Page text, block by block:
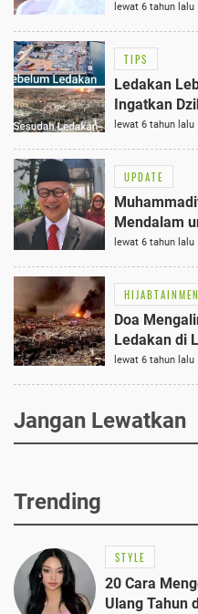
lewat 6 tahun lalu
TIPS
Ledakan
Ingatkan
lewat 6 tahun lalu
UPDATE
Mendalam
lewat 6 tahun lalu
Doa
Ledakan di
lewat 6 tahun lalu
Jangan Lewatkan
Trending
STYLE
20 Cara
Ulang Tahun